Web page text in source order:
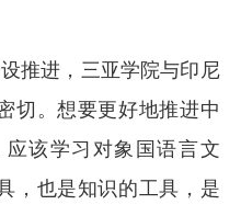
推进，三亚学院与印尼
切。想要更好地推进中
该学习对象国语言文
，也是知识的工具，是